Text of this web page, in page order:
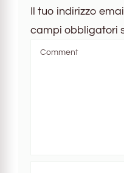
Il tuo indirizzo
campi obbligatori